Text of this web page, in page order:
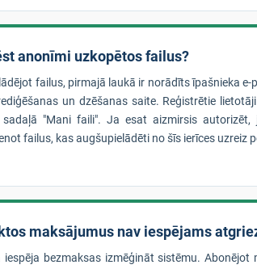
anonīmi uzkopētos failus?
failus, pirmajā laukā ir norādīts īpašnieka e-
un dzēšanas saite. Reģistrētie
"Mani faili". Ja esat aizmirsis autorizēt,
failus, kas augšupielādēti no šīs ierīces uzreiz
maksājumus nav iespējams
bezmaksas izmēģināt sistēmu. Abonējot